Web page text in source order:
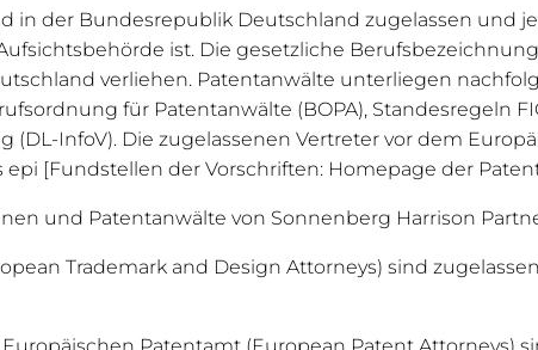
in der Bundesrepublik Deutschland zugelassen und
ist. Die gesetzliche
verliehen. Patentanwälte unterliegen
für Patentanwälte (BOPA), Standesregeln
(DL-InfoV). Die zugelassenen Vertreter vor dem
epi [Fundstellen der Vorschriften: Homepage der
und Patentanwälte von Sonnenberg Harrison
Trademark and Design Attorneys) sind